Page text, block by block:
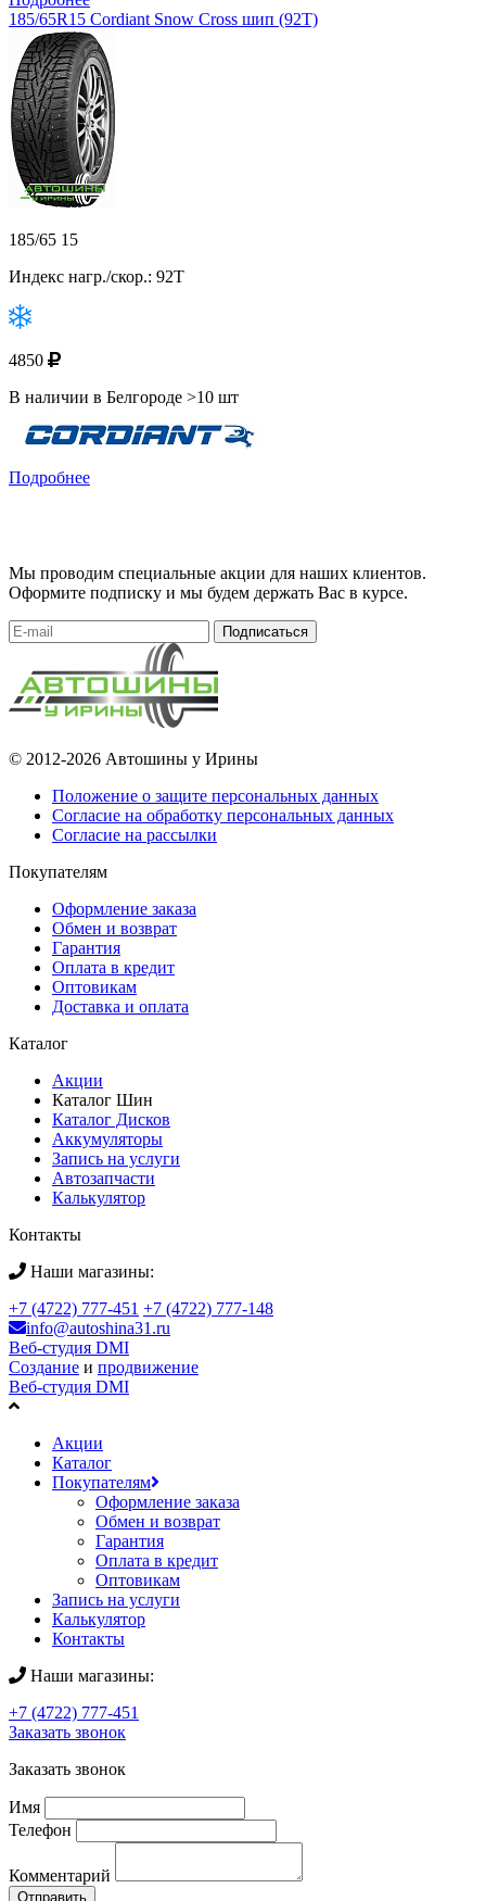
185/65R15 Cordiant Snow Cross шип (92T)
185/65 15
Индекс нагр./скор.: 92T
4850
В наличии в Белгороде >10 шт
Подробнее
Мы проводим специальные акции для наших клиентов.
Оформите подписку и мы будем держать Вас в курсе.
Подписаться
© 2012-2026 Автошины у Ирины
Положение о защите персональных данных
Согласие на обработку персональных данных
Согласие на рассылки
Покупателям
Оформление заказа
Обмен и возврат
Гарантия
Оплата в кредит
Оптовикам
Доставка и оплата
Каталог
Акции
Каталог Шин
Каталог Дисков
Аккумуляторы
Запись на услуги
Автозапчасти
Калькулятор
Контакты
Наши магазины:
+7 (4722) 777-451 +7 (4722) 777-148
info@autoshina31.ru
Веб-студия DMI
Создание и продвижение
Веб-студия DMI
Акции
Каталог
Покупателям
Оформление заказа
Обмен и возврат
Гарантия
Оплата в кредит
Оптовикам
Запись на услуги
Калькулятор
Контакты
Наши магазины:
+7 (4722) 777-451
Заказать звонок
Заказать звонок
Имя
Телефон
Комментарий
Отправить